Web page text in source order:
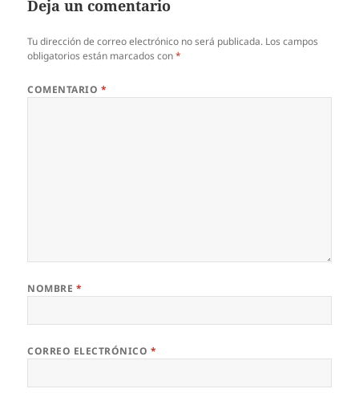
Deja un comentario
Tu dirección de correo electrónico no será publicada. Los campos
obligatorios están marcados con*
COMENTARIO *
NOMBRE *
CORREO ELECTRÓNICO *